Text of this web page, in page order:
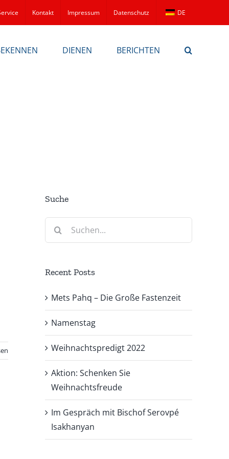
Kontakt Impressum Datenschutz DE
DIENEN BERICHTEN
Suche
Suche
Recent Posts
Mets Pahq – Die Große Fastenzeit
Namenstag
Weihnachtspredigt 2022
Aktion: Schenken Sie
Weihnachtsfreude
Im Gespräch mit Bischof Serovpé
Isakhanyan